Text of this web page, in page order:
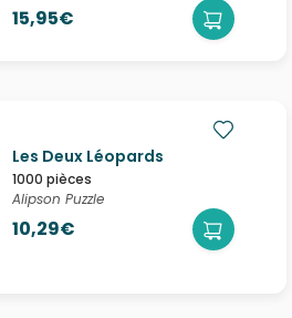
15,95€
Les Deux Léopards
1000 pièces
Alipson Puzzle
10,29€